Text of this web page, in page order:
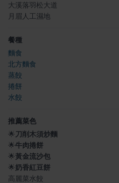
大溪落羽松大道
月眉人工濕地
餐種
麵食
北方麵食
蒸餃
捲餅
水餃
推薦菜色
🌟刀削木須炒麵
🌟牛肉捲餅
🌟黃金流沙包
🌟奶香紅豆餅
高麗菜水餃